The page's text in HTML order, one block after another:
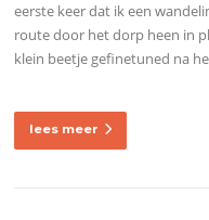
eerste keer dat ik een
route door het dorp heen in
klein beetje gefinetuned na
lees meer